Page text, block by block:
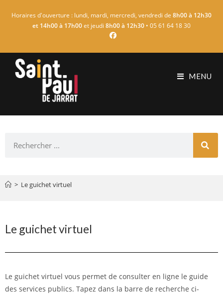
Horaires d'ouverture : lundi, mardi, mercredi, vendredi de 8h00 à 12h30
et 14h00 à 17h00et jeudi 8h00 à 12h30 • 05 61 64 18 30
MENU
> Le guichet virtuel
Le guichet virtuel
Le guichet virtuel vous permet de consulter en ligne le guide
des services publics. Tapez dans la barre de recherche ci-